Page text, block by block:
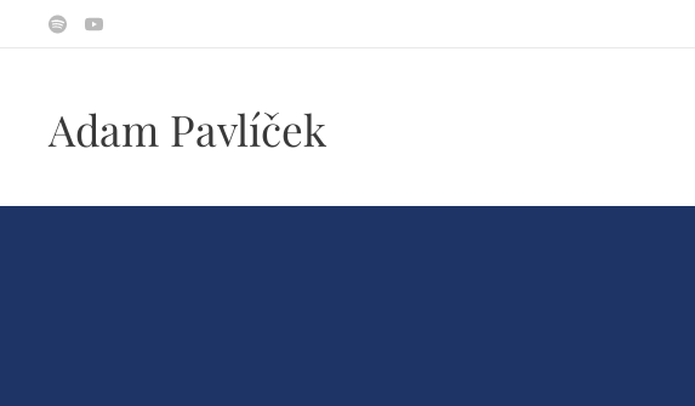
Adam Pavlíček